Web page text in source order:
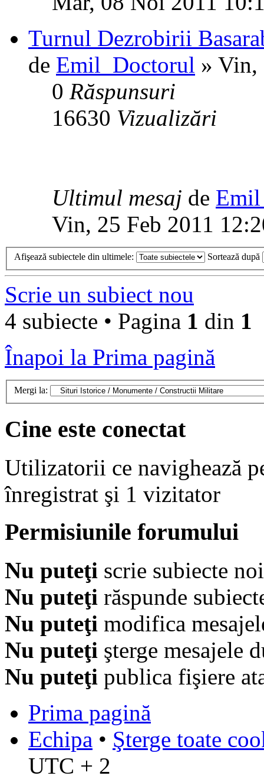
Turnul Dezrobirii
de Emil_Doctorul » Vin,
0 Răspunsuri
16630 Vizualizări
Ultimul mesaj de
Vin, 25 Feb 2011
Afişează subiectele din ultimele: Sortează după
Scrie un subiect nou
4 subiecte • Pagina 1 din 1
Înapoi la Prima pagină
Mergi la:
Cine este conectat
Utilizatorii ce navighează
înregistrat şi 1 vizitator
Permisiunile forumului
Nu puteţi scrie subiecte
Nu puteţi răspunde
Nu puteţi modifica
Nu puteţi şterge mesajele
Nu puteţi publica fişiere
Prima pagină
Echipa • Şterge toate
UTC + 2